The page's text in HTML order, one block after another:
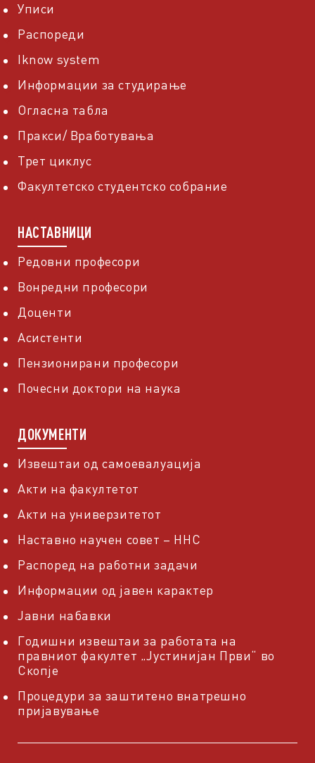
Уписи
Распореди
Iknow system
Информации за студирање
Огласна табла
Пракси/ Вработувања
Трет циклус
Факултетско студентско собрание
НАСТАВНИЦИ
Редовни професори
Вонредни професори
Доценти
Асистенти
Пензионирани професори
Почесни доктори на наука
ДОКУМЕНТИ
Извештаи од самоевалуација
Акти на факултетот
Акти на универзитетот
Наставно научен совет – ННС
Распоред на работни задачи
Информации од јавен карактер
Јавни набавки
Годишни извештаи за работата на
правниот факултет „Јустинијан Први“ во
Скопје
Процедури за заштитено внатрешно
пријавување